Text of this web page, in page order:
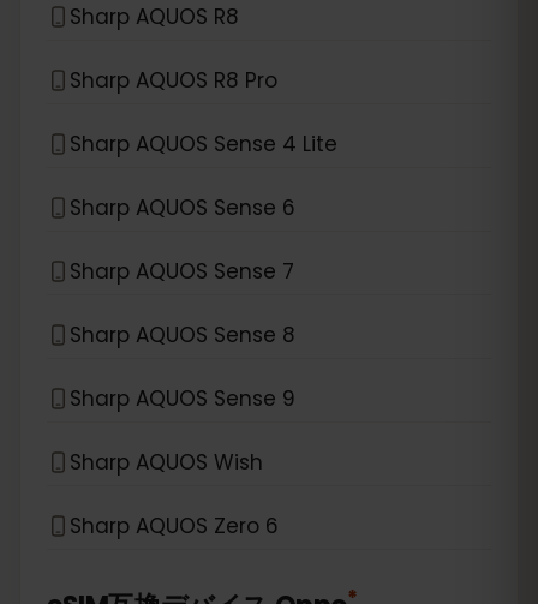
Sharp AQUOS R8
Sharp AQUOS R8 Pro
Sharp AQUOS Sense 4 Lite
Sharp AQUOS Sense 6
Sharp AQUOS Sense 7
Sharp AQUOS Sense 8
Sharp AQUOS Sense 9
Sharp AQUOS Wish
Sharp AQUOS Zero 6
*